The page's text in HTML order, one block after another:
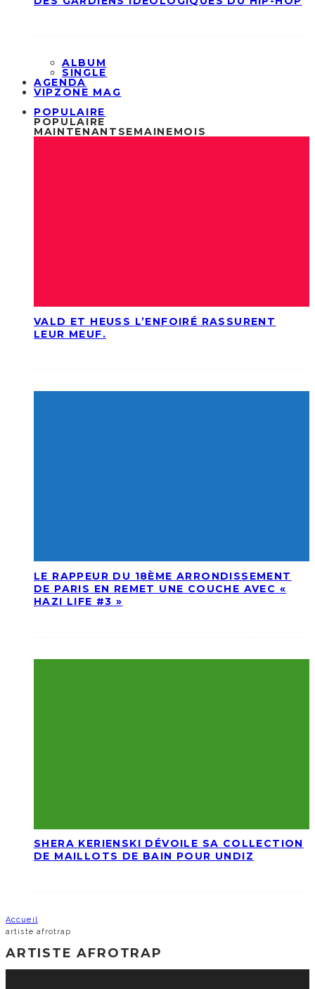
ALBUM
SINGLE
AGENDA
VIPZONE MAG
POPULAIRE
POPULAIRE
MAINTENANT SEMAINEMOIS
VALD ET HEUSS L’ENFOIRÉ RASSURENT
LEUR MEUF.
LE RAPPEUR DU 18ÈME ARRONDISSEMENT
DE PARIS EN REMET UNE COUCHE AVEC «
HAZI LIFE #3 »
SHERA KERIENSKI DÉVOILE SA COLLECTION
DE MAILLOTS DE BAIN POUR UNDIZ
Accueil
artiste afrotrap
ARTISTE AFROTRAP